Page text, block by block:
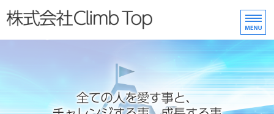
株式会社Climb Top（ク